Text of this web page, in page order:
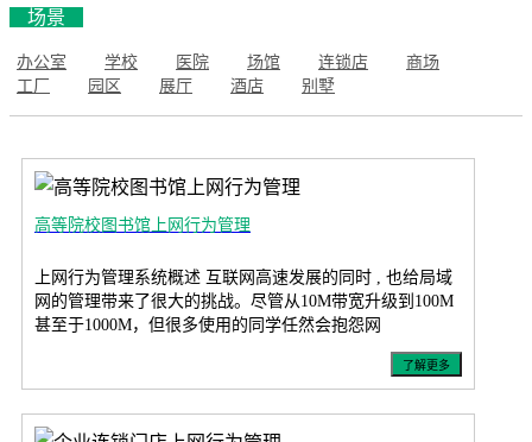
场景
办公室 学校 医院 场馆 连锁店
商场
工厂
园区 展厅 酒店 别墅
高等院校图书馆上网行为管理
上网行为管理系统概述 互联网高速发展的同时 , 也给局域
网的管理带来了很大的挑战。尽管从10M带宽升级到100M
甚至于1000M，但很多使用的同学任然会抱怨网
了解更多